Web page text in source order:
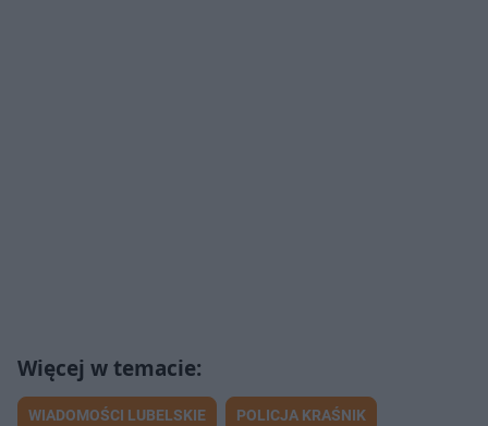
WIADOMOŚCI LUBELSKIE POLICJA KRAŚNIK